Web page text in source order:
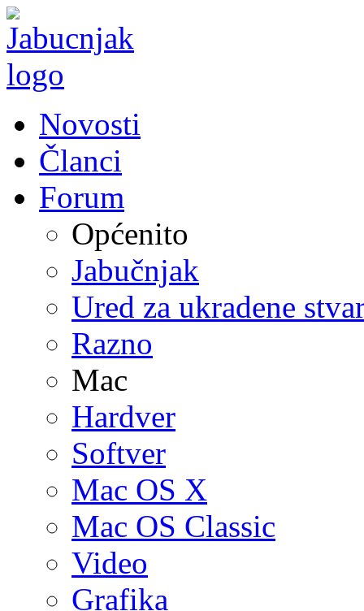
Novosti
Članci
Forum
Općenito
Jabučnjak
Ured za ukradene
Razno
Mac
Hardver
Softver
Mac OS X
Mac OS Classic
Video
Grafika